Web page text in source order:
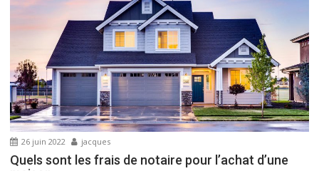
26 juin 2022 jacques
Quels sont les frais de notaire pour l’achat d’une